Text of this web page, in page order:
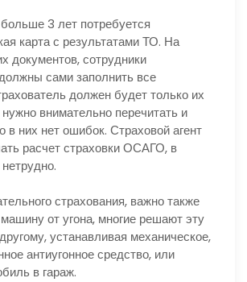
3 лет потребуется
карта с результатами ТО. На
документов, сотрудники
сами заполнить все
должен будет только их
внимательно перечитать и
в них нет ошибок. Страховой агент
расчет страховки ОСАГО, в
страхования, важно также
от угона, многие решают эту
устанавливая механическое,
антиугонное средство, или
в гараж.